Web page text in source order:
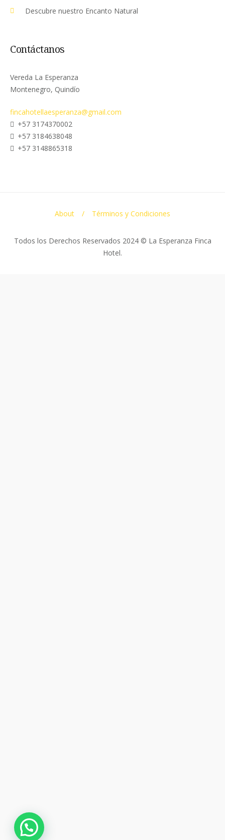
Descubre nuestro Encanto Natural
Contáctanos
Vereda La Esperanza
Montenegro, Quindío
fincahotellaesperanza@gmail.com
+57 3174370002
+57 3184638048
+57 3148865318
Todos los Derechos Reservados 2024 © La Esperanza Finca
Hotel.
About Términos y Condiciones